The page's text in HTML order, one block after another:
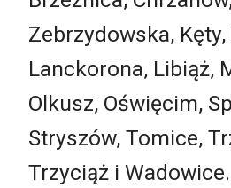
Zebrzydowska,
Lanckorona, Libiąż,
Olkusz, Oświęcim,
Stryszów, Tomice,
Trzyciąż i Wadowice.